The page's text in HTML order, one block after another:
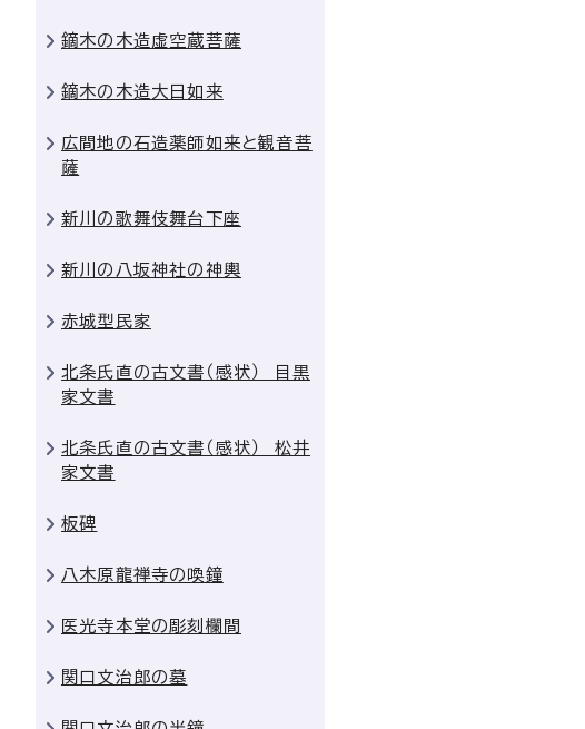
鏑木の木造虚空蔵菩薩
鏑木の木造大日如来
広間地の石造薬師如来と観音菩
薩
新川の歌舞伎舞台下座
新川の八坂神社の神輿
赤城型民家
北条氏直の古文書（感状） 目黒
家文書
北条氏直の古文書（感状） 松井
家文書
板碑
八木原龍禅寺の喚鐘
医光寺本堂の彫刻欄間
関口文治郎の墓